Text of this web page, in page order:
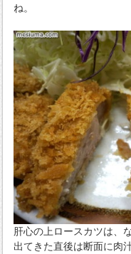
ね。
肝心の上ロースカツは、
出てきた直後は断面に肉